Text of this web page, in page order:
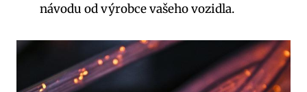
návodu od výrobce vašeho vozidla.